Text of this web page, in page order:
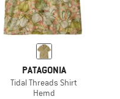
PATAGONIA
Tidal Threads Shirt
Hemd